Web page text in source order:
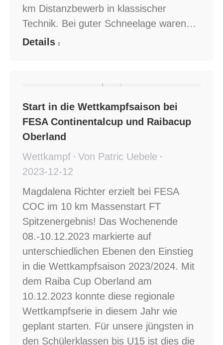
km Distanzbewerb in klassischer
Technik. Bei guter Schneelage waren…
Details
Start in die Wettkampfsaison bei
FESA Continentalcup und Raibacup
Oberland
Wettkampf
Von Patric Uebele
2023-12-12
Magdalena Richter erzielt bei FESA
COC im 10 km Massenstart FT
Spitzenergebnis! Das Wochenende
08.-10.12.2023 markierte auf
unterschiedlichen Ebenen den Einstieg
in die Wettkampfsaison 2023/2024. Mit
dem Raiba Cup Oberland am
10.12.2023 konnte diese regionale
Wettkampfserie in diesem Jahr wie
geplant starten. Für unsere jüngsten in
den Schülerklassen bis U15 ist dies die